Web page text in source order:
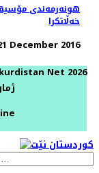
هونەرمەندی
خەڵاتکرا
December 2016
Net 2026